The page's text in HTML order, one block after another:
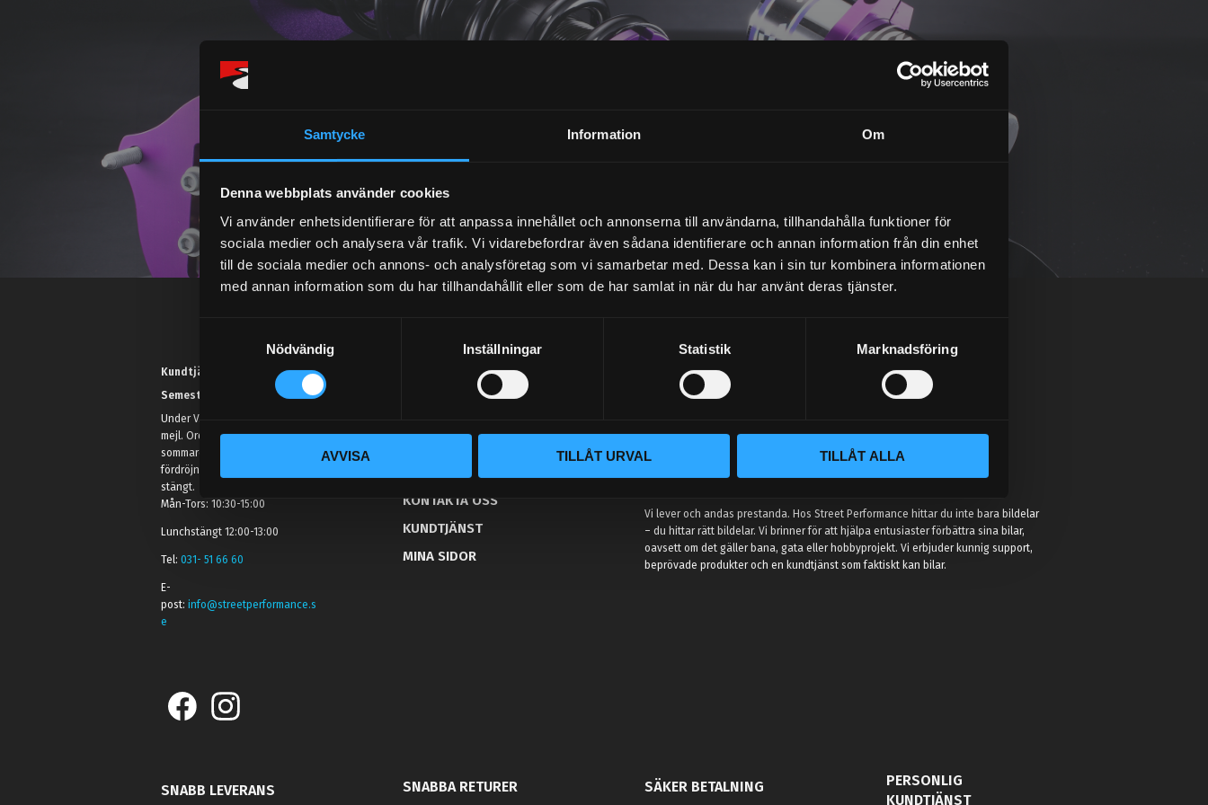
Samtycke Information Om
Denna webbplats använder cookies
Vi använder enhetsidentifierare för att anpassa innehållet och annonserna till användarna, tillhandahålla funktioner för
sociala medier och analysera vår trafik. Vi vidarebefordrar även sådana identifierare och annan information från din enhet
till de sociala medier och annons- och analysföretag som vi samarbetar med. Dessa kan i sin tur kombinera informationen
med annan information som du har tillhandahållit eller som de har samlat in när du har använt deras tjänster.
m
t
y
c
k
s
l
Nödvändig Inställningar Statistik Marknadsföring
AVVISA TILLÅT URVAL TILLÅT ALLA
Dina personuppgifter behandlas i enlighet med vår
Kundtjänst telefon:
Semestertider.
Under V.27 - V.33 nås vi enbart på
mejl. Ordrar skickas under
sommaren men med viss
fördröjning. 2/7 -9/7 är det helt
stängt.
Mån-Tors: 10:30-15:00
Lunchstängt 12:00-13:00
Tel:031- 51 66 60
E-
post:info@streetperformance.s
e
KUNSKAPSCENTER
KONTAKTA OSS
KUNDTJÄNST
MINA SIDOR
Vi lever och andas prestanda. Hos Street Performance hittar du inte bara bildelar
– du hittar rätt bildelar. Vi brinner för att hjälpa entusiaster förbättra sina bilar,
oavsett om det gäller bana, gata eller hobbyprojekt. Vi erbjuder kunnig support,
beprövade produkter och en kundtjänst som faktiskt kan bilar.
SNABB LEVERANS SNABBA RETURER SÄKER BETALNING
PERSONLIG
KUNDTJÄNST